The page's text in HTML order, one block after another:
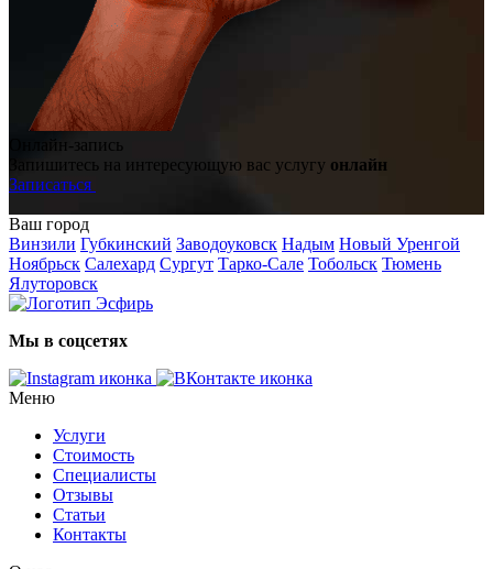
Онлайн-запись
Запишитесь на интересующую вас услугу онлайн
Записаться
Ваш город
Винзили Губкинский Заводоуковск Надым Новый Уренгой
Ноябрьск Салехард Сургут Тарко-Сале Тобольск Тюмень
Ялуторовск
Мы в соцсетях
Меню
Услуги
Стоимость
Специалисты
Отзывы
Статьи
Контакты